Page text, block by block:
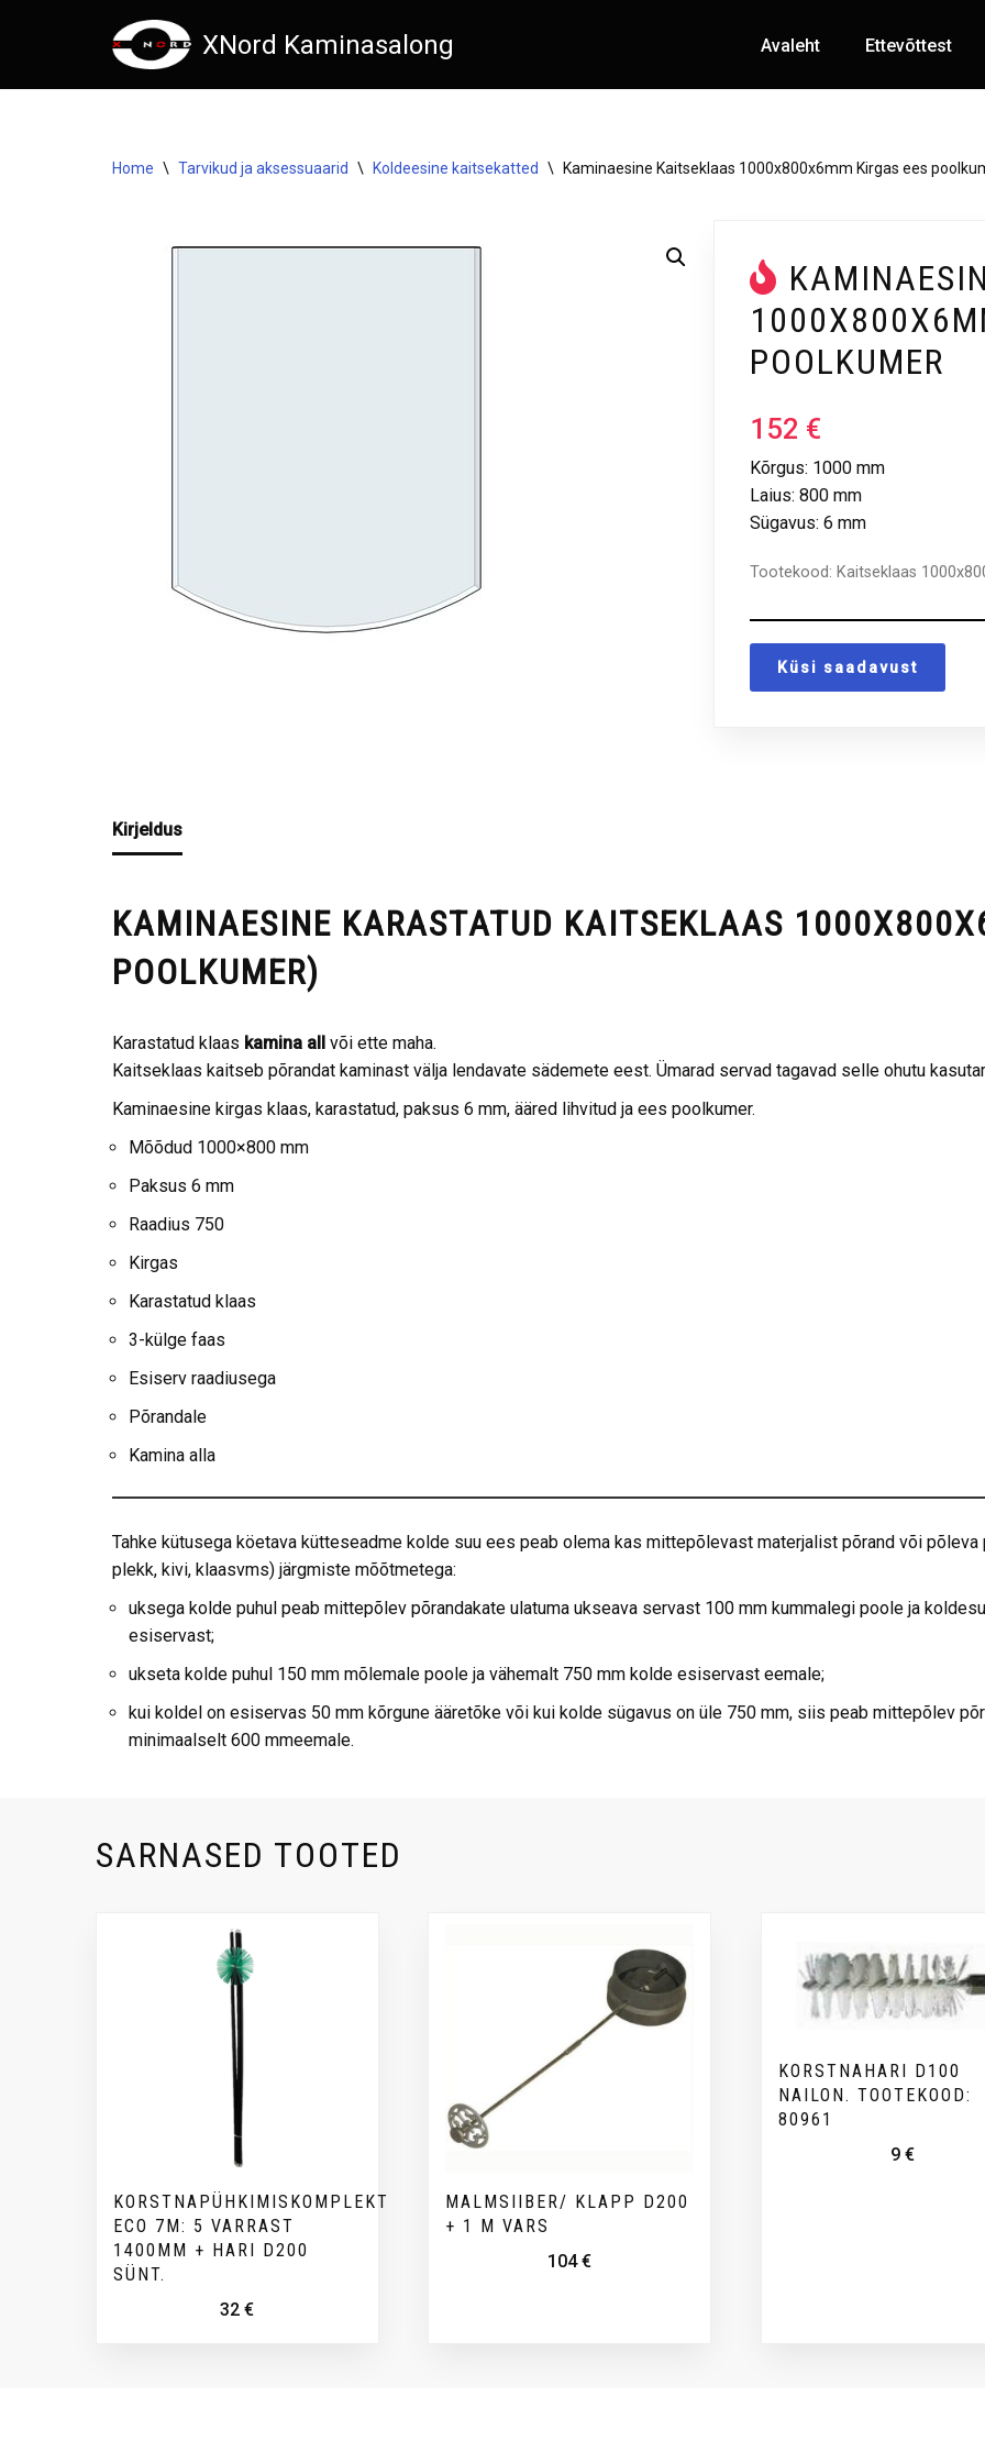
to
XNord Kaminasalong Avaleht Ettevõttest
Home \ Tarvikud ja aksessuaarid \ Koldeesine kaitsekatted \ Kaminaesine Kaitseklaas 1000x800x6mm Kirgas ees
POOLKUMER
152 €
Kõrgus: 1000 mm
Laius: 800 mm
Sügavus: 6 mm
Tootekood:Kaitseklaas
Küsi saadavust
Kirjeldus
KAMINAESINE KARASTATUD KAITSEKLAAS
POOLKUMER)
Karastatud klaas kamina all
või ette maha.
Kaitseklaas kaitseb põrandat kaminast välja lendavate sädemete eest. Ümarad servad tagavad selle ohutu
Kaminaesine kirgas klaas, karastatud, paksus 6 mm, ääred lihvitud ja ees poolkumer.
Mõõdud 1000×800 mm
Paksus 6 mm
Raadius 750
Kirgas
Karastatud klaas
3-külge faas
Esiserv raadiusega
Põrandale
Kamina alla
Tahke kütusega köetava kütteseadme kolde suu ees peab olema kas mittepõlevast materjalist põrand või
plekk, kivi, klaasvms) järgmiste mõõtmetega:
uksega kolde puhul peab mittepõlev põrandakate ulatuma ukseava servast 100 mm kummalegi poole ja
esiservast;
ukseta kolde puhul 150 mm mõlemale poole ja vähemalt 750 mm kolde esiservast eemale;
kui koldel on esiservas 50 mm kõrgune ääretõke või kui kolde sügavus on üle 750 mm, siis peab mittepõlev
minimaalselt 600 mmeemale.
SARNASED TOOTED
KORSTNAPÜHKIMISKOMPLEKT
ECO 7M: 5 VARRAST
1400MM + HARI D200
SÜNT.
32€
MALMSIIBER/ KLAPP D200
+ 1 M VARS
104€
KORSTNAHARI D100
NAILON. TOOTEKOOD:
80961
9 €